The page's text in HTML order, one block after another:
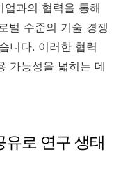
과의 협력을 통해
벌 수준의 기술 경쟁
니다. 이러한 협력
가능성을 넓히는 데
로 연구 생태